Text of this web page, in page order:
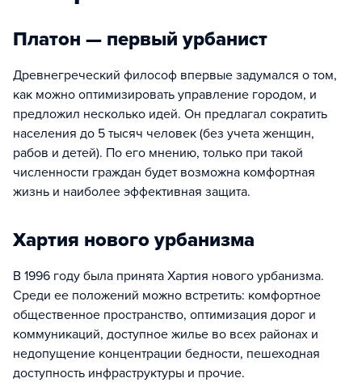
Платон — первый урбанист
Древнегреческий философ впервые задумался о том,
как можно оптимизировать управление городом, и
предложил несколько идей. Он предлагал сократить
населения до 5 тысяч человек (без учета женщин,
рабов и детей). По его мнению, только при такой
численности граждан будет возможна комфортная
жизнь и наиболее эффективная защита.
Хартия нового урбанизма
В 1996 году была принята Хартия нового урбанизма.
Среди ее положений можно встретить: комфортное
общественное пространство, оптимизация дорог и
коммуникаций, доступное жилье во всех районах и
недопущение концентрации бедности, пешеходная
доступность инфраструктуры и прочие.